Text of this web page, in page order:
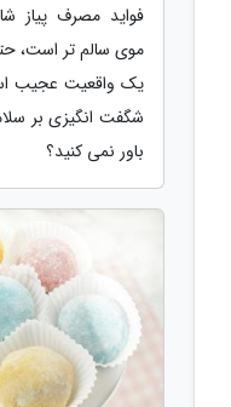
فواید مصرف پیاز
موی سالم تر است،
یک واقعیت عجیب
شگفت انگیزی بر
باور نمی کنید؟